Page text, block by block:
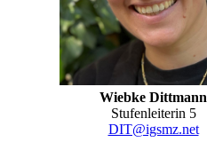
Wiebke Dittmann
Stufenleiterin 5
DIT@igsmz.net